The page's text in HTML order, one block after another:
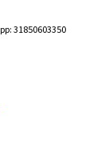
31850603350